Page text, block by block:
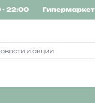
- 22:00 Гипермаркет
и акции